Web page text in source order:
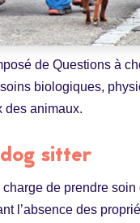
de Questions à
biologiques,
des animaux.
sitter
charge de prendre
l’absence des